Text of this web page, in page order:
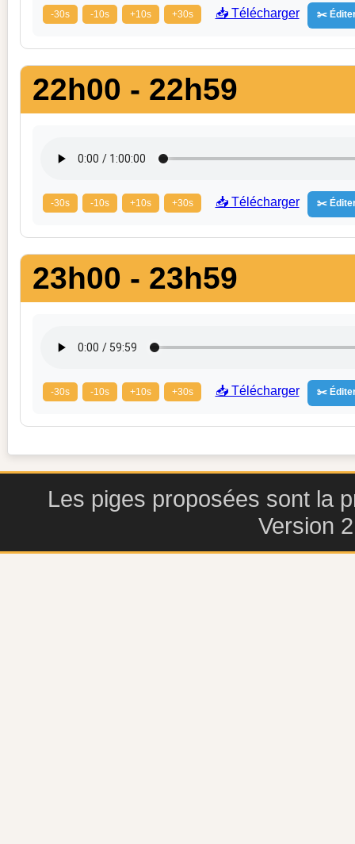
-30s -10s +10s +30s 📥 Télécharger ✂️
22h00 - 22h59
-30s -10s +10s +30s 📥 Télécharger ✂️
23h00 - 23h59
-30s -10s +10s +30s 📥 Télécharger ✂️
Les piges proposées sont la
Version